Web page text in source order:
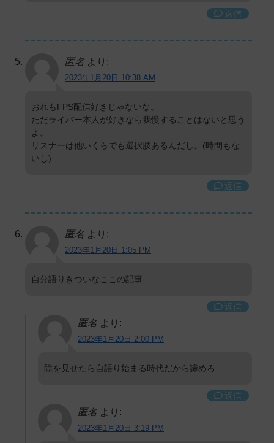
返信
匿名 より:
2023年1月20日 10:38 AM
おれもFPS配信好きじゃないな。
ただライバー本人が好きなら我慢することはないと思う
よ。
リスナーは他いくらでも選択肢あるんだし。(時間もな
いし)
返信
匿名 より:
2023年1月20日 1:05 PM
自分語りきついなここの記事
返信
匿名 より:
2023年1月20日 2:00 PM
隙を見せたら自語り始まる時代だから諦めろ
返信
匿名 より:
2023年1月20日 3:19 PM